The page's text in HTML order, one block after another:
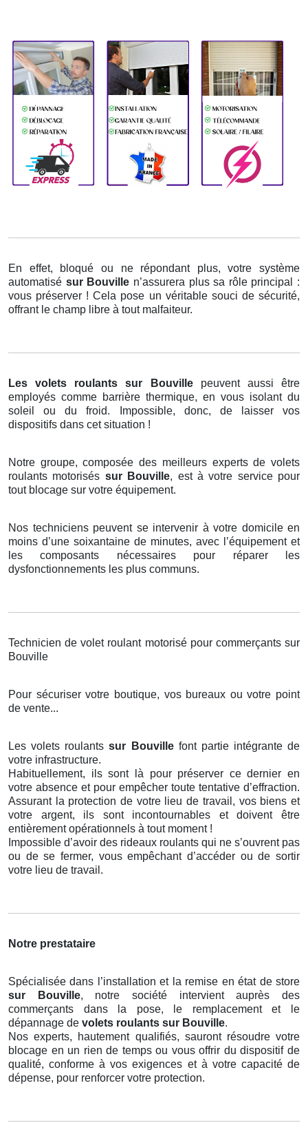
En effet, bloqué ou ne répondant plus, votre système
automatisé sur Bouville n’assurera plus sa rôle principal :
vous préserver ! Cela pose un véritable souci de sécurité,
offrant le champ libre à tout malfaiteur.
Les volets roulants sur Bouville peuvent aussi être
employés comme barrière thermique, en vous isolant du
soleil ou du froid. Impossible, donc, de laisser vos
dispositifs dans cet situation !
Notre groupe, composée des meilleurs experts de volets
roulants motorisés sur Bouville, est à votre service pour
tout blocage sur votre équipement.
Nos techniciens peuvent se intervenir à votre domicile en
moins d’une soixantaine de minutes, avec l’équipement et
les composants nécessaires pour réparer les
dysfonctionnements les plus communs.
Technicien de volet roulant motorisé pour commerçants sur
Bouville
Pour sécuriser votre boutique, vos bureaux ou votre point
de vente...
Les volets roulantssur Bouville font partie intégrante de
votre infrastructure.
Habituellement, ils sont là pour préserver ce dernier en
votre absence et pour empêcher toute tentative d’effraction.
Assurant la protection de votre lieu de travail, vos biens et
votre argent, ils sont incontournables et doivent être
entièrement opérationnels à tout moment !
Impossible d’avoir des rideaux roulants qui ne s’ouvrent pas
ou de se fermer, vous empêchant d’accéder ou de sortir
votre lieu de travail.
Notre prestataire
Spécialisée dans l’installation et la remise en état de store
sur Bouville, notre société intervient auprès des
commerçants dans la pose, le remplacement et le
dépannage de volets roulants sur Bouville.
Nos experts, hautement qualifiés, sauront résoudre votre
blocage en un rien de temps ou vous offrir du dispositif de
qualité, conforme à vos exigences et à votre capacité de
dépense, pour renforcer votre protection.